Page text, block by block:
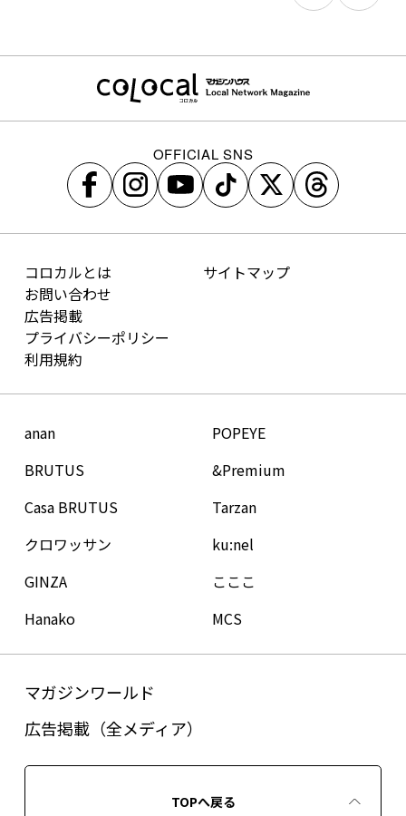
OFFICIAL SNS
コロカルとは
お問い合わせ
広告掲載
プライバシーポリシー
利用規約
サイトマップ
anan
BRUTUS
Casa BRUTUS
クロワッサン
GINZA
Hanako
POPEYE
&Premium
Tarzan
ku:nel
こここ
MCS
マガジンワールド
広告掲載（全メディア）
TOPへ戻る